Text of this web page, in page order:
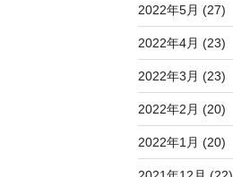
2022年5月 (27)
2022年4月 (23)
2022年3月 (23)
2022年2月 (20)
2022年1月 (20)